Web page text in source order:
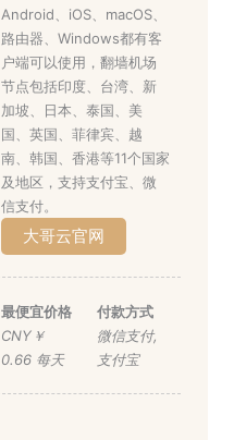
Android、iOS、macOS、
路由器、Windows都有客
户端可以使用，翻墙机场
节点包括印度、台湾、新
加坡、日本、泰国、美
国、英国、菲律宾、越
南、韩国、香港等11个国家
及地区，支持支付宝、微
信支付。
大哥云官网
最便宜价格
CNY￥
0.66 每天
付款方式
微信支付,
支付宝